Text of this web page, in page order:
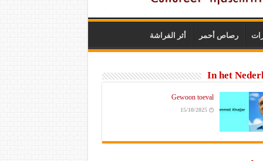
رصاص أحمر أثر الفراشة
In het
Gewoon toeval
15/10/2025